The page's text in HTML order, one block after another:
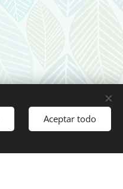
Aceptar todo